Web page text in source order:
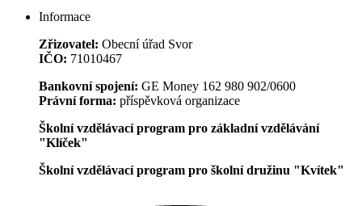
Informace
Zřizovatel: Obecní úřad Svor
IČO: 71010467
Bankovní spojení: GE Money 162 980 902/0600
Právní forma: příspěvková organizace
Školní vzdělávací program pro základní vzdělávání
"Klíček"
Školní vzdělávací program pro školní družinu "Kvítek"